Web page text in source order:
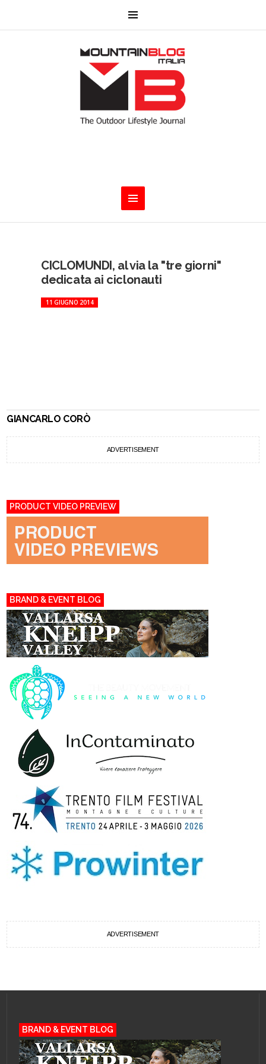
CICLOMUNDI, al via la "tre giorni"
dedicata ai ciclonauti
11 GIUGNO 2014
GIANCARLO CORÒ
ADVERTISEMENT
PRODUCT VIDEO PREVIEW
BRAND & EVENT BLOG
ADVERTISEMENT
BRAND & EVENT BLOG